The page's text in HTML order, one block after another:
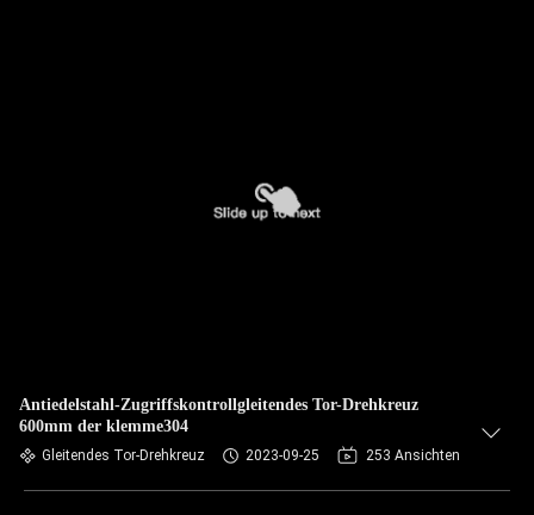
Antiedelstahl-Zugriffskontrollgleitendes Tor-Drehkreuz
600mm der klemme304
Gleitendes Tor-Drehkreuz 2023-09-25 253 Ansichten